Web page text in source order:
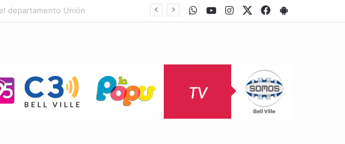
por Tercetos PlayStore
Facebook
Twitter
Instagram
Youtube
WhatsApp